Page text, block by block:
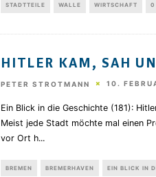
STADTTEILE WALLE WIRTSCHAFT 0
HITLER KAM, SAH
PETER STROTMANN 10.
Ein Blick in die Geschichte (181):
Meist jede Stadt möchte mal einen
vor Ort h...
BREMEN BREMERHAVEN EIN BLICK IN